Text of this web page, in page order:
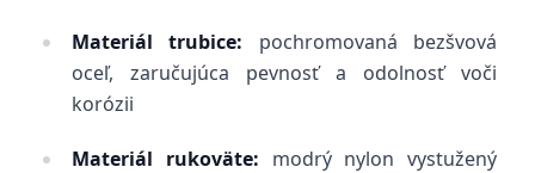
Materiál trubice: pochromovaná bezšvová
oceľ, zaručujúca pevnosť a odolnosť voči
korózii
Materiál rukoväte: modrý nylon vystužený